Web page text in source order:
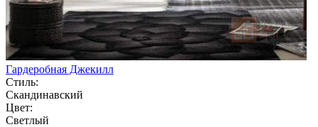
Гардеробная Джекилл
Стиль:
Скандинавский
Цвет:
Светлый